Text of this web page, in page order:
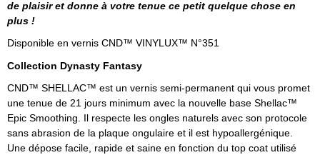
de plaisir et donne à votre tenue ce petit quelque chose en
plus !
Disponible en vernis CND™ VINYLUX™ N°351
Collection Dynasty Fantasy
CND™ SHELLAC™ est un vernis semi-permanent qui vous promet
une tenue de 21 jours minimum avec la nouvelle base Shellac™
Epic Smoothing. Il respecte les ongles naturels avec son protocole
sans abrasion de la plaque ongulaire et il est hypoallergénique.
Une dépose facile, rapide et saine en fonction du top coat utilisé